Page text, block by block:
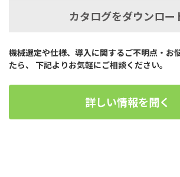
カタログをダウンロー
機械選定や仕様、導入に関するご不明点・お
たら、 下記よりお気軽にご相談ください。
詳しい情報を聞く